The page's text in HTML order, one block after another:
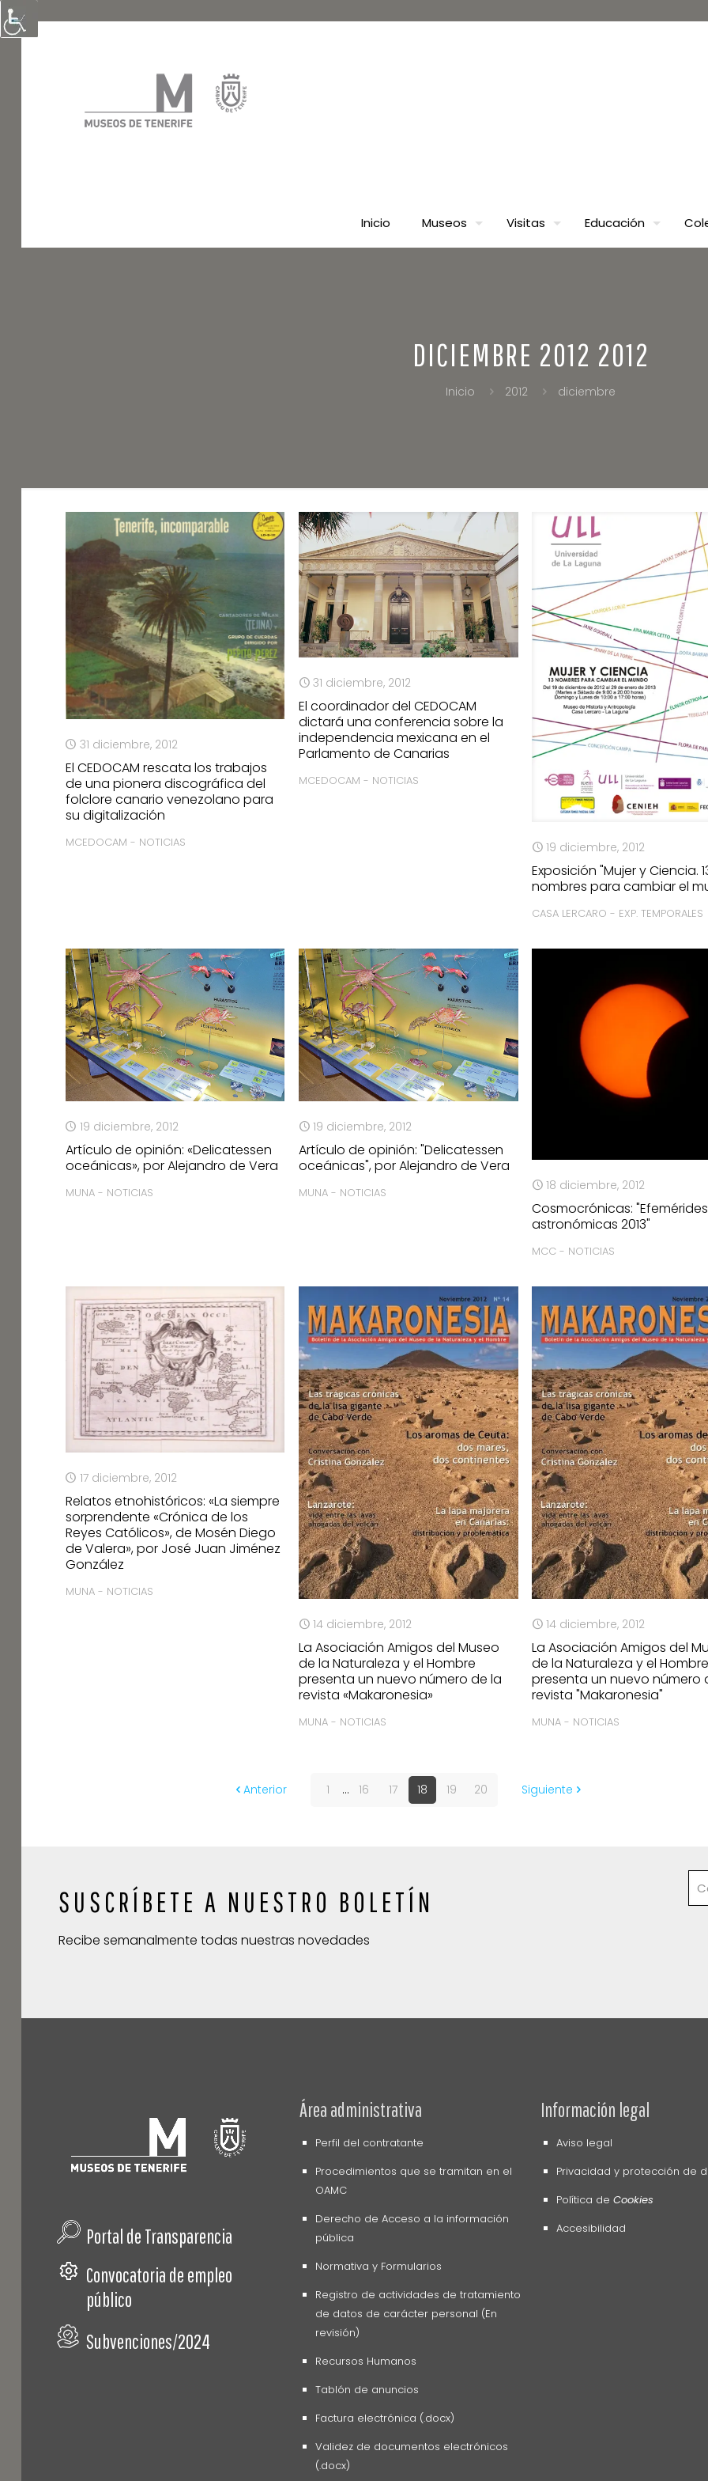
Inicio Museos Visitas Educación
DICIEMBRE 2012 2012
Inicio 2012 diciembre
31 diciembre, 2012
El CEDOCAM rescata los trabajos
de una pionera discográfica del
folclore canario venezolano para
su digitalización
MCEDOCAM - NOTICIAS
31 diciembre, 2012
El coordinador del CEDOCAM
dictará una conferencia sobre la
independencia mexicana en el
Parlamento de Canarias
MCEDOCAM - NOTICIAS
19 diciembre, 2012
Exposición "Mujer y Ciencia.
nombres para cambiar el
CASA LERCARO - EXP. TEMPORALES
19 diciembre, 2012
Artículo de opinión: «Delicatessen
oceánicas», por Alejandro de Vera
MUNA - NOTICIAS
19 diciembre, 2012
Artículo de opinión: "Delicatessen
oceánicas", por Alejandro de Vera
MUNA - NOTICIAS 18 diciembre, 2012
Cosmocrónicas: "Efemérides
astronómicas 2013"
MCC - NOTICIAS
17 diciembre, 2012
Relatos etnohistóricos: «La siempre
sorprendente «Crónica de los
Reyes Católicos», de Mosén Diego
de Valera», por José Juan Jiménez
González
MUNA - NOTICIAS
14 diciembre, 2012
La Asociación Amigos del Museo
de la Naturaleza y el Hombre
presenta un nuevo número de la
revista «Makaronesia»
MUNA - NOTICIAS
14 diciembre, 2012
La Asociación Amigos del
de la Naturaleza y el
presenta un nuevo número
revista "Makaronesia"
MUNA - NOTICIAS
Anterior 1 ... 16 17 18 19 20 Siguiente
SUSCRÍBETE A NUESTRO BOLETÍN
Recibe semanalmente todas nuestras novedades
Portal de Transparencia
Convocatoria de empleo
público
Subvenciones/2024
Área administrativa
Perfil del contratante
Procedimientos que se tramitan en el
OAMC
Derecho de Acceso a la información
pública
Normativa y Formularios
Registro de actividades de tratamiento
de datos de carácter personal (En
revisión)
Recursos Humanos
Tablón de anuncios
Factura electrónica (.docx)
Validez de documentos electrónicos
(.docx)
Información legal
Aviso legal
Privacidad y protección de
Política de Cookies
Accesibilidad